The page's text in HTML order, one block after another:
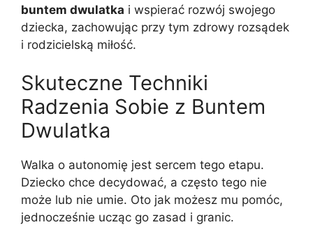
buntem dwulatka i wspierać rozwój swojego
dziecka, zachowując przy tym zdrowy rozsądek
i rodzicielską miłość.
Skuteczne Techniki
Radzenia Sobie z Buntem
Dwulatka
Walka o autonomię jest sercem tego etapu.
Dziecko chce decydować, a często tego nie
może lub nie umie. Oto jak możesz mu pomóc,
jednocześnie ucząc go zasad i granic.